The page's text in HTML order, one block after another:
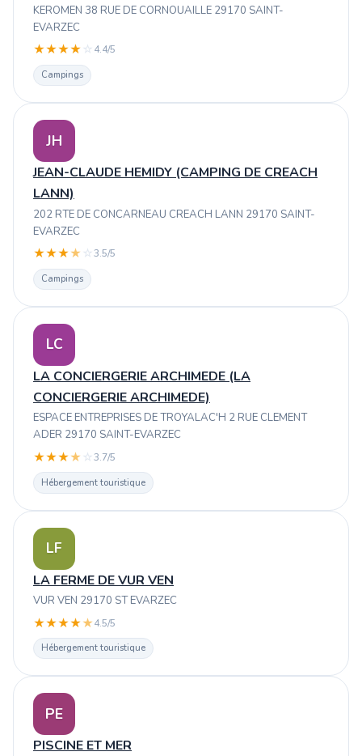
KEROMEN 38 RUE DE CORNOUAILLE 29170 SAINT-
EVARZEC
★★★★ ☆ 4.4/5
Campings
JH
JEAN-CLAUDE HEMIDY (CAMPING DE CREACH
LANN)
202 RTE DE CONCARNEAU CREACH LANN 29170 SAINT-
EVARZEC
★★★★ ☆3.5/5
Campings
LC
LA CONCIERGERIE ARCHIMEDE (LA
CONCIERGERIE ARCHIMEDE)
ESPACE ENTREPRISES DE TROYALAC'H 2 RUE CLEMENT
ADER 29170 SAINT-EVARZEC
★★★★ ☆3.7/5
Hébergement touristique
LF
LA FERME DE VUR VEN
VUR VEN 29170 ST EVARZEC
★★★★★4.5/5
Hébergement touristique
PE
PISCINE ET MER